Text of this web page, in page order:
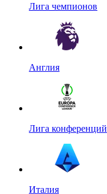
Лига чемпионов
Англия
Лига конференций
Италия